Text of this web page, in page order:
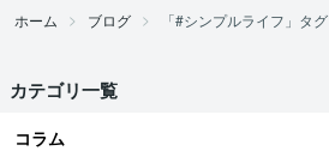
ホーム ブログ 「#シンプルライフ」タグ
カテゴリ一覧
コラム